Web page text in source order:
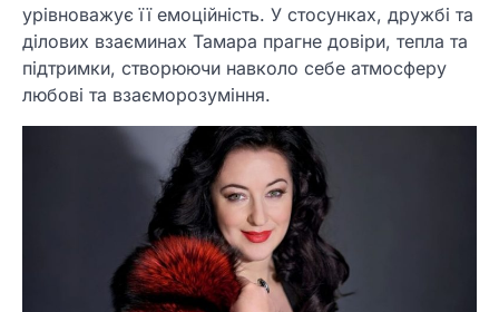
урівноважує її емоційність. У стосунках, дружбі та
ділових взаєминах Тамара прагне довіри, тепла та
підтримки, створюючи навколо себе атмосферу
любові та взаєморозуміння.